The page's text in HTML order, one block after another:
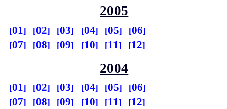
2005
01 02 03 04 05
06
07
08 09 10 11 12
2004
01 02 03 04 05
06
07
08 09 10 11 12